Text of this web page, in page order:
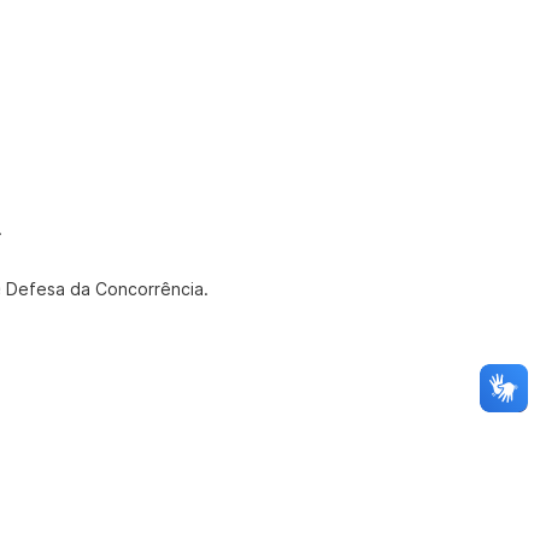
Defesa da Concorrência.